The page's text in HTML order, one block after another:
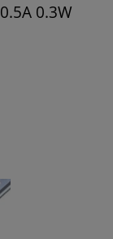
0.3W